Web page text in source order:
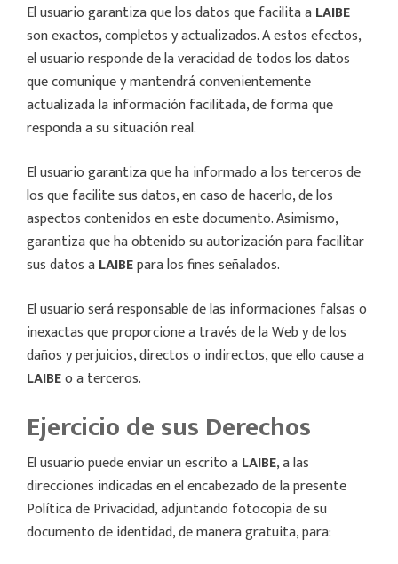
El usuario garantiza que los datos que facilita aLAIBE
son exactos, completos y actualizados. A estos efectos,
el usuario responde de la veracidad de todos los datos
que comunique y mantendrá convenientemente
actualizada la información facilitada, de forma que
responda a su situación real.
El usuario garantiza que ha informado a los terceros de
los que facilite sus datos, en caso de hacerlo, de los
aspectos contenidos en este documento. Asimismo,
garantiza que ha obtenido su autorización para facilitar
sus datos aLAIBEpara los fines señalados.
El usuario será responsable de las informaciones falsas o
inexactas que proporcione a través de la Web y de los
daños y perjuicios, directos o indirectos, que ello cause a
LAIBEo a terceros.
Ejercicio de sus Derechos
El usuario puede enviar un escrito aLAIBE, a las
direcciones indicadas en el encabezado de la presente
Política de Privacidad, adjuntando fotocopia de su
documento de identidad, de manera gratuita, para: